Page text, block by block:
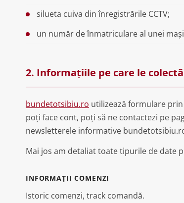
silueta cuiva din înregistrările CCTV;
un număr de înmatriculare al unei
2. Informațiile pe care le
bundetotsibiu.ro utilizează formulare
poți face cont, poți să ne contactezi pe
newsletterele informative
Mai jos am detaliat toate tipurile de date
INFORMAȚII COMENZI
Istoric comenzi, track comandă.